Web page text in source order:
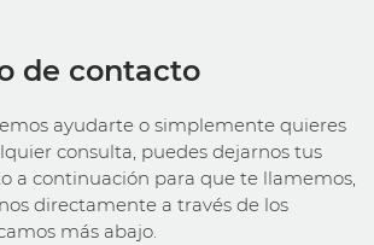
de contacto
ayudarte o simplemente quieres
consulta, puedes dejarnos tus
a continuación para que te llamemos,
directamente a través de los
más abajo.